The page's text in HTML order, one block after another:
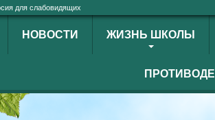
для слабовидящих
НОВОСТИ ЖИЗНЬ ШКОЛЫ